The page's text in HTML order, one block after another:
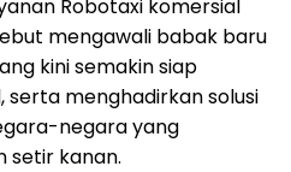
Robotaxi komersial
mengawali babak baru
kini semakin siap
menghadirkan solusi
negara yang
setir kanan.